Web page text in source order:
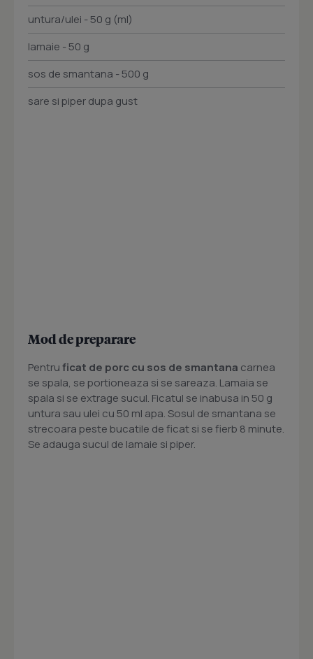
untura/ulei - 50 g (ml)
lamaie - 50 g
sos de smantana - 500 g
sare si piper dupa gust
Mod de preparare
Pentruficat de porc cu sos de smantana carnea
se spala, se portioneaza si se sareaza. Lamaia se
spala si se extrage sucul. Ficatul se inabusa in 50 g
untura sau ulei cu 50 ml apa. Sosul de smantana se
strecoara peste bucatile de ficat si se fierb 8 minute.
Se adauga sucul de lamaie si piper.